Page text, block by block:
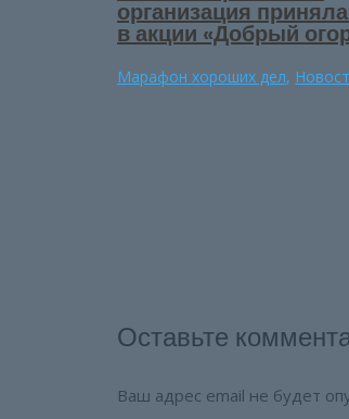
организация
в акции «Добрый
Марафон хороших дел,
Оставьте
Ваш адрес email не будет